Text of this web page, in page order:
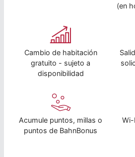
(en
Cambio de habitación
gratuito - sujeto a
disponibilidad
Acumule puntos, millas o
puntos de BahnBonus
Wi-